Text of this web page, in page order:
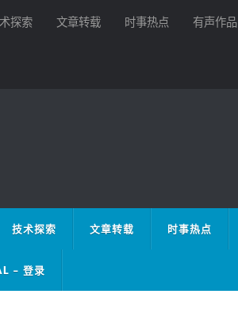
探索 文章转载 时事热点 有声作品
技术探索 文章转载 时事热点
– 登录